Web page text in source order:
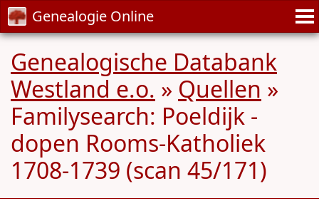
Genealogie Online
Genealogische Databank
Westland e.o. » Quellen »
Familysearch: Poeldijk -
dopen Rooms-Katholiek
1708-1739 (scan 45/171)